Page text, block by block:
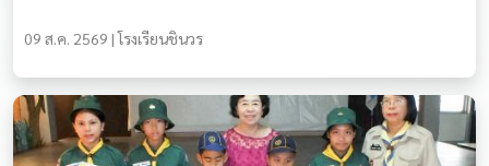
09 ส.ค. 2569 | โรงเรียนชินวร